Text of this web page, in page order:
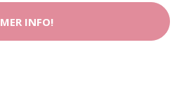
MER INFO!